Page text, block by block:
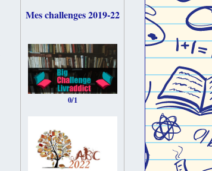
Mes challenges 2019-22
0/1